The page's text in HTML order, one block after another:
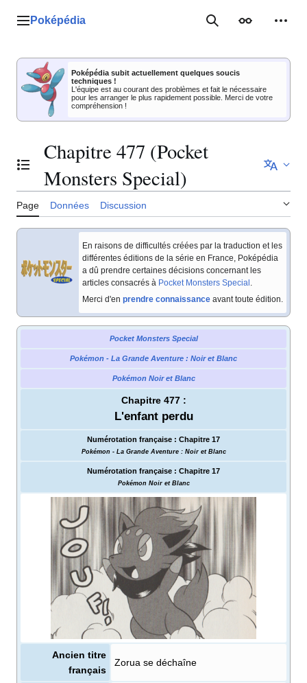
Menu principal
Poképédia RechercherApparence
Poképédia subit actuellement quelques soucis
techniques !
L'équipe est au courant des problèmes et fait le nécessaire
pour les arranger le plus rapidement possible. Merci de votre
compréhension !
Basculer la table des matières
Chapitre 477 (Pocket
Monsters Special)
Page Données Discussion
En raisons de difficultés créées par la traduction et les
différentes éditions de la série en France, Poképédia
a dû prendre certaines décisions concernant les
articles consacrés à Pocket Monsters Special.
Merci d'en prendre connaissance avant toute édition.
Pocket Monsters Special
Pokémon - La Grande Aventure : Noir et Blanc
Pokémon Noir et Blanc
Chapitre 477 :
L'enfant perdu
Numérotation française : Chapitre 17
Pokémon - La Grande Aventure : Noir et Blanc
Numérotation française : Chapitre 17
Pokémon Noir et Blanc
Ancien titre
français
Zorua se déchaîne